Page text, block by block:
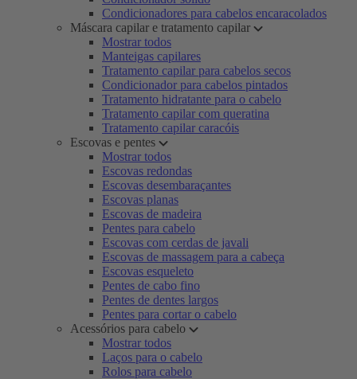
Condicionadores para cabelos encaracolados
Máscara capilar e tratamento capilar
Mostrar todos
Manteigas capilares
Tratamento capilar para cabelos secos
Condicionador para cabelos pintados
Tratamento hidratante para o cabelo
Tratamento capilar com queratina
Tratamento capilar caracóis
Escovas e pentes
Mostrar todos
Escovas redondas
Escovas desembaraçantes
Escovas planas
Escovas de madeira
Pentes para cabelo
Escovas com cerdas de javali
Escovas de massagem para a cabeça
Escovas esqueleto
Pentes de cabo fino
Pentes de dentes largos
Pentes para cortar o cabelo
Acessórios para cabelo
Mostrar todos
Laços para o cabelo
Rolos para cabelo